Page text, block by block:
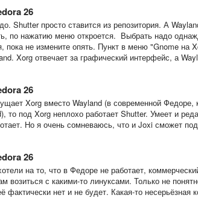
26
Shutter просто ставится из репозитория. А
по нажатию меню откроется. Выбрать надо
пока не измените опять. Пункт в меню "Gnome на
Xorg отвечает за графический интерфейс, а
26
Xorg вместо Wayland (в современной
то под Xorg неплохо работает Shutter. Умеет и
Но я очень сомневаюсь, что и Joxi сможет
26
на то, что в Федоре не работает,
возиться с какими-то линуксами. Только не
фактически нет и не будет. Какая-то несерьёзная